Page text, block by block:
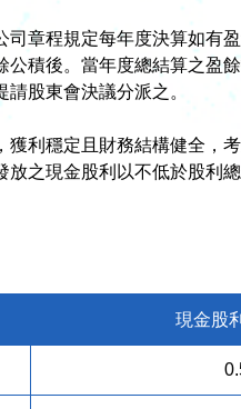
司章程規定每年度決算如有
公積後。當年度總結算之盈
股東會決議分派之。
獲利穩定且財務結構健全，
之現金股利以不低於股利
現金股